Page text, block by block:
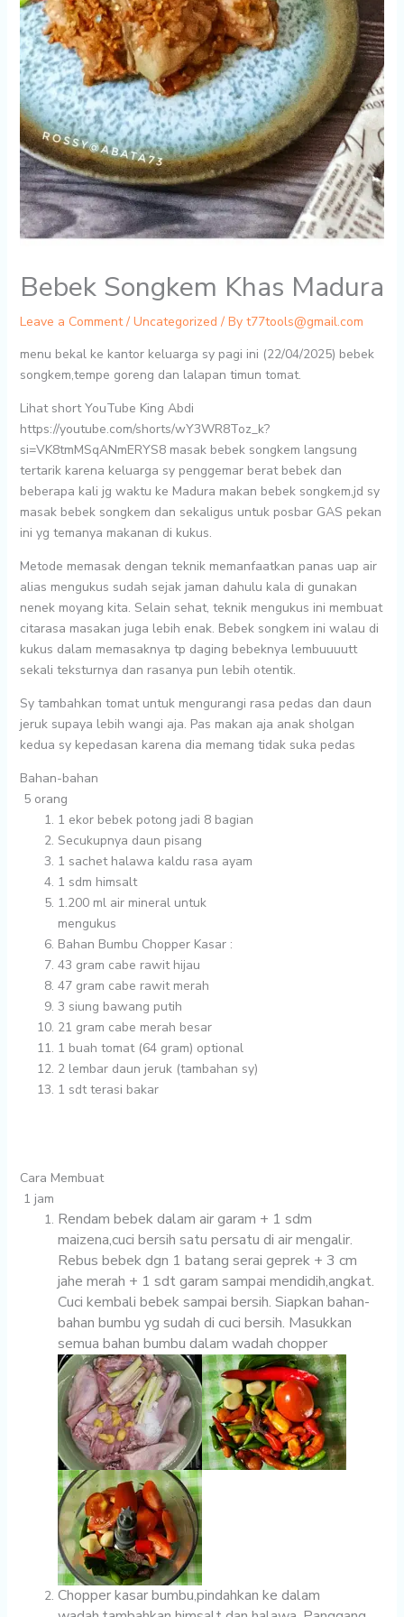
Bebek Songkem Khas Madura
Leave a Comment / Uncategorized / By t77tools@gmail.com
menu bekal ke kantor keluarga sy pagi ini (22/04/2025) bebek
songkem,tempe goreng dan lalapan timun tomat.
Lihat short YouTube King Abdi
https://youtube.com/shorts/wY3WR8Toz_k?
si=VK8tmMSqANmERYS8 masak bebek songkem langsung
tertarik karena keluarga sy penggemar berat bebek dan
beberapa kali jg waktu ke Madura makan bebek songkem,jd sy
masak bebek songkem dan sekaligus untuk posbar GAS pekan
ini yg temanya makanan di kukus.
Metode memasak dengan teknik memanfaatkan panas uap air
alias mengukus sudah sejak jaman dahulu kala di gunakan
nenek moyang kita. Selain sehat, teknik mengukus ini membuat
citarasa masakan juga lebih enak. Bebek songkem ini walau di
kukus dalam memasaknya tp daging bebeknya lembuuuutt
sekali teksturnya dan rasanya pun lebih otentik.
Sy tambahkan tomat untuk mengurangi rasa pedas dan daun
jeruk supaya lebih wangi aja. Pas makan aja anak sholgan
kedua sy kepedasan karena dia memang tidak suka pedas
Bahan-bahan
5 orang
1 ekorbebek potong jadi 8 bagian
Secukupnya daun pisang
1 sachethalawa kaldu rasa ayam
1 sdm himsalt
1.200 mlair mineral untuk
mengukus
Bahan Bumbu Chopper Kasar :
43 gram cabe rawit hijau
47 gram cabe rawit merah
3 siung bawang putih
21 gram cabe merah besar
1 buah tomat (64 gram) optional
2 lembardaun jeruk (tambahan sy)
1 sdtterasi bakar
Cara Membuat
1 jam
Rendam bebek dalam air garam + 1 sdm
maizena,cuci bersih satu persatu di air mengalir.
Rebus bebek dgn 1 batang serai geprek + 3 cm
jahe merah + 1 sdt garam sampai mendidih,angkat.
Cuci kembali bebek sampai bersih. Siapkan bahan-
bahan bumbu yg sudah di cuci bersih. Masukkan
semua bahan bumbu dalam wadah chopper
Chopper kasar bumbu,pindahkan ke dalam